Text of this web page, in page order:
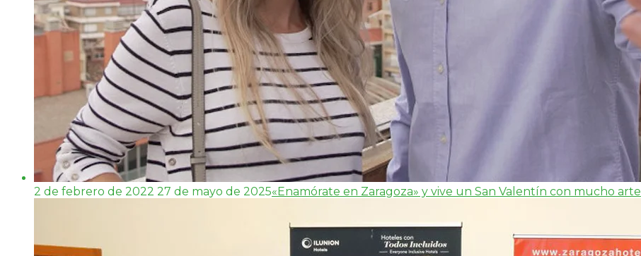
2 de febrero de 2022 27 de mayo de 2025«Enamórate en Zaragoza» y vive un San Valentín con mucho arte